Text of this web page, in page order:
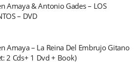
Amaya & Antonio Gades – LOS
– DVD
Amaya – La Reina Del Embrujo Gitano
2 Cds+ 1 Dvd + Book)